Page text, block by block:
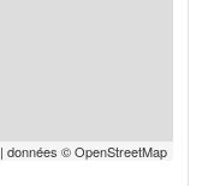
| données © OpenStreetMap